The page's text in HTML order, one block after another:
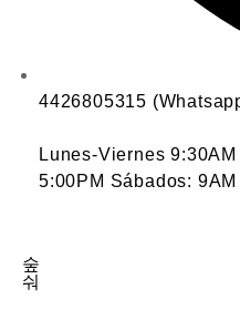
4426805315
Lunes-Viernes
5:00PM Sábados: